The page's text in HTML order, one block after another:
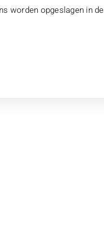
worden opgeslagen in de